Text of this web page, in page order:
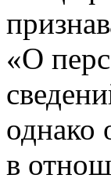
«О
однако
в